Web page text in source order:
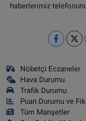
haberlerimiz
Nöbetçi Eczaneler
Hava Durumu
Trafik Durumu
Puan Durumu ve
Tüm Manşetler